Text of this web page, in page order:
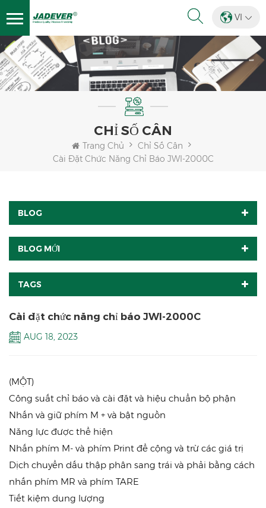
VI
CHỈ SỐ CÂN
Trang Chủ
Chỉ Số Cân
Cài Đặt Chức Năng Chỉ Báo JWI-2000C
BLOG
BLOG MỚI
TAGS
Cài đặt chức năng chỉ báo JWI-2000C
AUG 18, 2023
(MỘT)
Công suất chỉ báo và cài đặt và hiệu chuẩn bộ phận
Nhấn và giữ phím M + và bật nguồn
Năng lực được thể hiện
Nhấn phím M- và phím Print để cộng và trừ các giá trị
Dịch chuyển dấu thập phân sang trái và phải bằng cách
nhấn phím MR và phím TARE
Tiết kiệm dung lượng